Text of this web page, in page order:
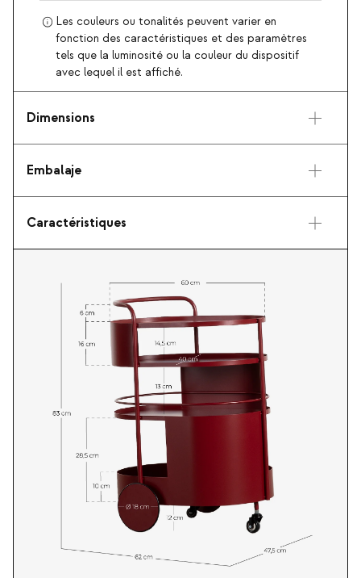
Les couleurs ou tonalités peuvent varier en
fonction des caractéristiques et des paramètres
tels que la luminosité ou la couleur du dispositif
avec lequel il est affiché.
Dimensions
Embalaje
Caractéristiques